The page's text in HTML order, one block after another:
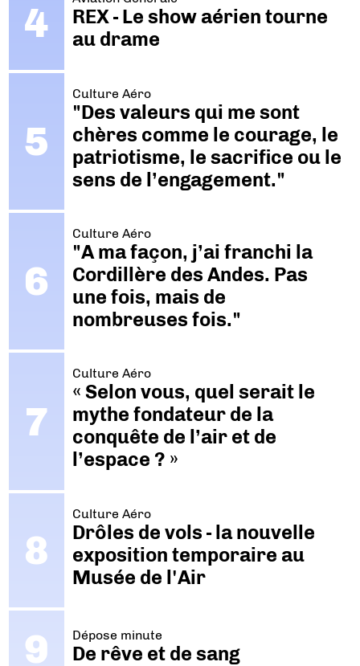
REX - Le show aérien tourne
au drame
Culture Aéro
"Des valeurs qui me sont
chères comme le courage, le
patriotisme, le sacrifice ou le
sens de l’engagement."
Culture Aéro
"A ma façon, j’ai franchi la
Cordillère des Andes. Pas
une fois, mais de
nombreuses fois."
Culture Aéro
« Selon vous, quel serait le
mythe fondateur de la
conquête de l’air et de
l’espace ? »
Culture Aéro
Drôles de vols - la nouvelle
exposition temporaire au
Musée de l'Air
Dépose minute
De rêve et de sang